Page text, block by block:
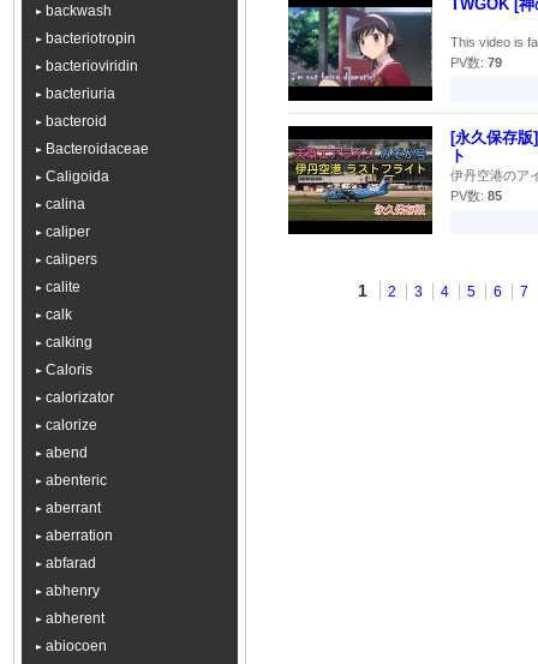
backwash
bacteriotropin
bacterioviridin
bacteriuria
bacteroid
Bacteroidaceae
Caligoida
calina
caliper
calipers
calite
calk
calking
Caloris
calorizator
calorize
abend
abenteric
aberrant
aberration
abfarad
abhenry
abherent
abiocoen
TWGOK [
This video is
PV数: 79
[永久保存
ト
伊丹空港のア
PV数: 85
1 2 3 4 5 6 7